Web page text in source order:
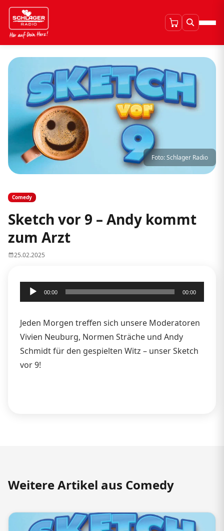
Foto: Schlager Radio
Comedy
Sketch vor 9 – Andy kommt
zum Arzt
25.02.2025
Audio-
Player
00:00 00:00
Jeden Morgen treffen sich unsere Moderatoren
Vivien Neuburg, Normen Sträche und Andy
Schmidt für den gespielten Witz – unser Sketch
vor 9!
Weitere Artikel aus Comedy